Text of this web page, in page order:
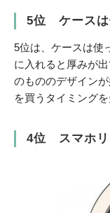
5位 ケースは
5位は、ケースは使
に入れると厚みが
のもののデザイン
を買うタイミング
4位 スマホリ